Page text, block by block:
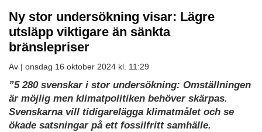
Ny stor undersökning visar: Lägre
utsläpp viktigare än sänkta
bränslepriser
Av | onsdag 16 oktober 2024 kl. 11:29
”5 280 svenskar i stor undersökning: Omställningen
är möjlig men klimatpolitiken behöver skärpas.
Svenskarna vill tidigarelägga klimatmålet och se
ökade satsningar på ett fossilfritt samhälle.